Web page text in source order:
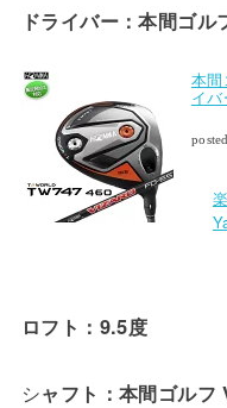
ドライバー：本間ゴ
本間
イバ
ロフト：9.5度
シャフト：本間ゴル